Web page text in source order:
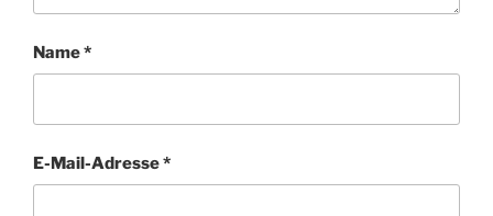
Name*
E-Mail-Adresse*